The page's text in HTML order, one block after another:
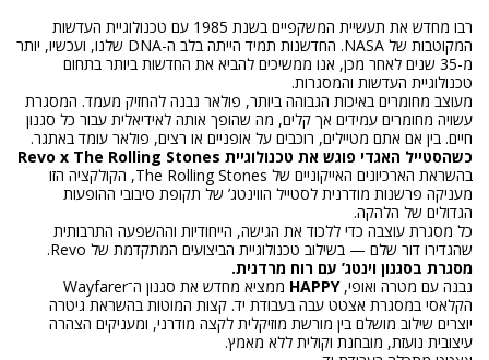
רבו מחדש את תעשיית המשקפיים בשנת 1985 עם טכנולוגיית העדשות
המקוטבות של NASA. החדשנות תמיד הייתה בלב ה-DNA שלנו, ועכשיו, יותר
מ-35 שנים לאחר מכן, אנו ממשיכים להביא את החדשות ביותר בתחום
טכנולוגיית העדשות והמסגרות.
מעוצב מחומרים באיכות הגבוהה ביותר, פולאר נבנה להחזיק מעמד. המסגרת
עשויה מחומרים עמידים אך קלים, מה שהופך אותה לאידיאלית עבור כל סגנון
חיים. בין אם אתם מטיילים, רוכבים על אופניים או רצים, פולאר עומד באתגר.
כשהסטייל האגדי פוגש את טכנולוגיית Revo x The Rolling Stones
בהשראת הארכיונים האייקוניים של The Rolling Stones, הקולקציה הזו
מעניקה פרשנות מודרנית לסטייל הווינטג’ של תקופת סיבובי ההופעות
הגדולים של הלהקה.
כל מסגרת עוצבה כדי ללכוד את הגישה, הייחודיות וההשפעה התרבותית
שהגדירו דור שלם — בשילוב טכנולוגיית הביצועים המתקדמת של Revo.
מסגרת בסגנון וינטג’ עם רוח מרדנית.
נבנה עם מטרה ואופי,HAPPY
ממציא מחדש את סגנון ה־Wayfarer
הקלאסי במסגרת אצטט עבה בעבודת יד. קצות המוטות בהשראת גיטרה
יוצרים שילוב מושלם בין מורשת מוזיקלית לקצה מודרני, ומעניקים הצהרה
עיצובית נועזת, מובחנת וקולית ללא מאמץ.